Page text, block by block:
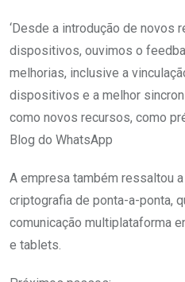
‘Desde a introdução de novos
dispositivos, ouvimos o
melhorias, inclusive a
dispositivos e a melhor
como novos recursos, como
Blog do WhatsApp
A empresa também ressaltou
criptografia de ponta-a-ponta,
comunicação multiplataforma
e tablets.